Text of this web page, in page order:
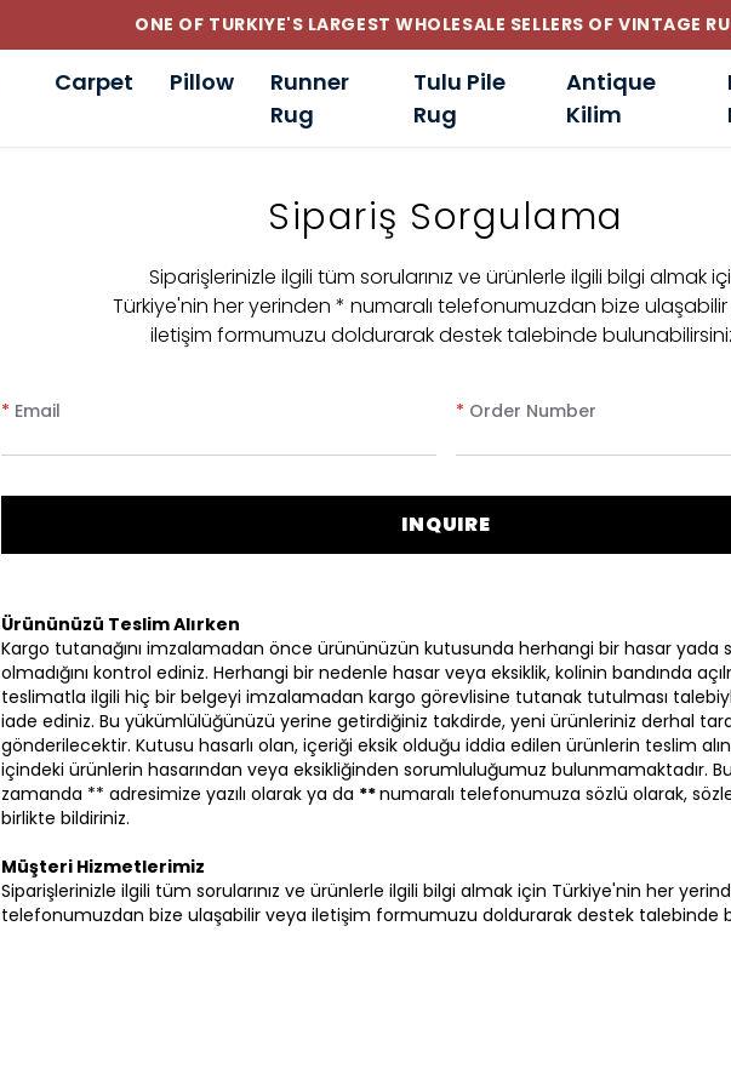
ONE OF TURKIYE'S LARGEST WHOLESALE SELLERS OF VINTAGE
Carpet Pillow
Runner
Rug
Tulu Pile
Rug
Antique
Kilim
Sipariş Sorgulama
Siparişlerinizle ilgili tüm sorularınız ve ürünlerle ilgili bilgi almak
Türkiye'nin her yerinden * numaralı telefonumuzdan bize
iletişim formumuzu doldurarak destek talebinde
* Email * Order Number
INQUIRE
Ürününüzü Teslim Alırken
Kargo tutanağını imzalamadan önce ürününüzün kutusunda herhangi bir hasar yada
olmadığını kontrol ediniz. Herhangi bir nedenle hasar veya eksiklik, kolinin bandında
teslimatla ilgili hiç bir belgeyi imzalamadan kargo görevlisine tutanak tutulması
iade ediniz. Bu yükümlülüğünüzü yerine getirdiğiniz takdirde, yeni ürünleriniz derhal
gönderilecektir. Kutusu hasarlı olan, içeriği eksik olduğu iddia edilen ürünlerin teslim
içindeki ürünlerin hasarından veya eksikliğinden sorumluluğumuz bulunmamaktadır.
zamanda ** adresimize yazılı olarak ya da **numaralı telefonumuza sözlü olarak,
birlikte bildiriniz.
Müşteri Hizmetlerimiz
Siparişlerinizle ilgili tüm sorularınız ve ürünlerle ilgili bilgi almak için Türkiye'nin her
telefonumuzdan bize ulaşabilir veya iletişim formumuzu doldurarak destek talebinde